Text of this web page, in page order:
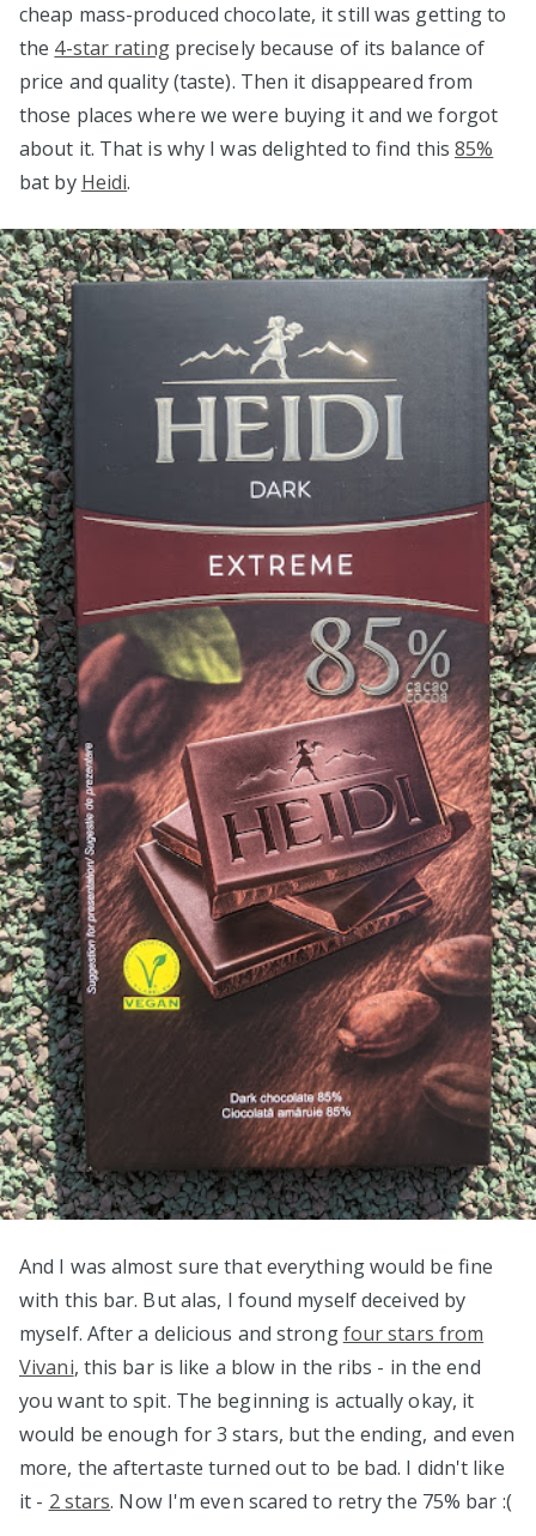
cheap mass-produced chocolate, it still was getting to
the 4-star ratingprecisely because of its balance of
price and quality (taste). Then it disappeared from
those places where we were buying it and we forgot
about it. That is why I was delighted to find this85%
bat by Heidi.
And I was almost sure that everything would be fine
with this bar. But alas, I found myself deceived by
myself. After a delicious and strongfour stars from
Vivani, this bar is like a blow in the ribs - in the end
you want to spit. The beginning is actually okay, it
would be enough for 3 stars, but the ending, and even
more, the aftertaste turned out to be bad. I didn't like
it - 2 stars. Now I'm even scared to retry the 75% bar :(